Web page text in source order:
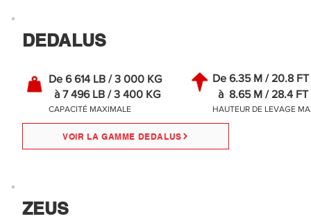
DEDALUS
De 6 614 LB / 3 000 KG
à 7 496 LB / 3 400 KG
CAPACITÉ MAXIMALE
De 6.35 M / 20.8 FT
à 8.65 M / 28.4 FT
HAUTEUR DE LEVAGE
VOIR LA GAMME DEDALUS
ZEUS